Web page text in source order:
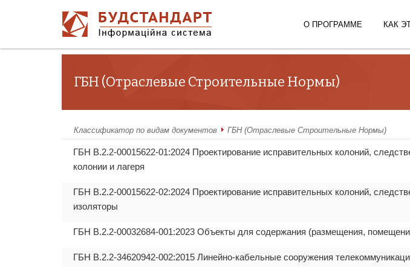
О ПРОГРАММЕ КАК
ГБН (Отраслевые Строительные Нормы)
Классификатор по видам документов ГБН (Отраслевые Строительные Нормы)
ГБН В.2.2-00015622-01:2024 Проектирование исправительных колоний,
колонии и лагеря
ГБН В.2.2-00015622-02:2024 Проектирование исправительных колоний,
изоляторы
ГБН В.2.2-00032684-001:2023 Объекты для содержания (размещения,
ГБН В.2.2-34620942-002:2015 Линейно-кабельные сооружения